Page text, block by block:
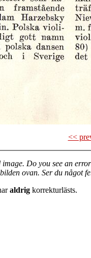
<<
Do you see an
ovan. Ser du något
aldrig korrekturlästs.